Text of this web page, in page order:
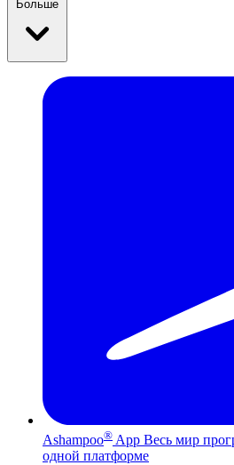
Больше
Ashampoo® App Весь мир
одной платформе